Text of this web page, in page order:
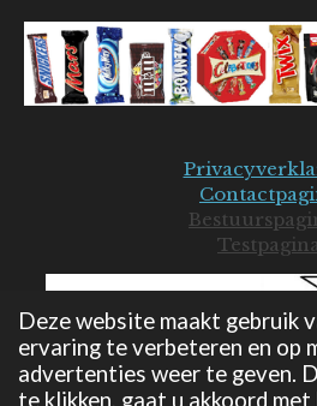
Deze website maakt gebruik
ervaring te verbeteren en op
advertenties weer te geven.
te klikken, gaat u akkoord
Testpagina